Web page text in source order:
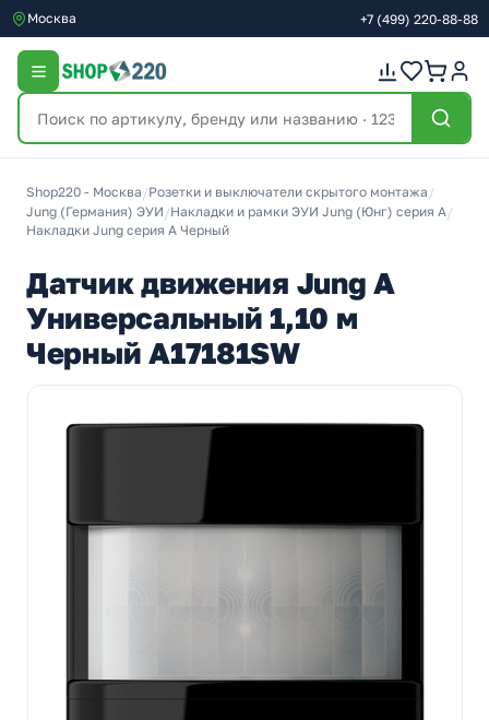
Москва +7 (499) 220-88-88
Shop220 - Москва /Розетки и выключатели скрытого монтажа /
Jung (Германия) ЭУИ /Накладки и рамки ЭУИ Jung (Юнг) серия А/
Накладки Jung серия A Черный
Датчик движения Jung A
Универсальный 1,10 м
Черный A17181SW